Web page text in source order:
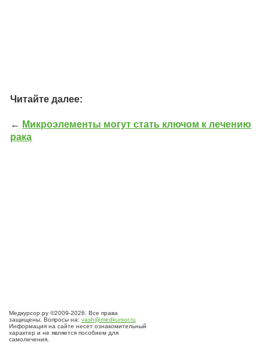
Читайте далее:
← Микроэлементы могут стать ключом к лечению
рака
Медкурсор.ру ©2009-2026. Все права
защищены. Вопросы на: vash@medkursor.ru
Информация на сайте несет ознакомительный
характер и не является пособием для
самолечения.